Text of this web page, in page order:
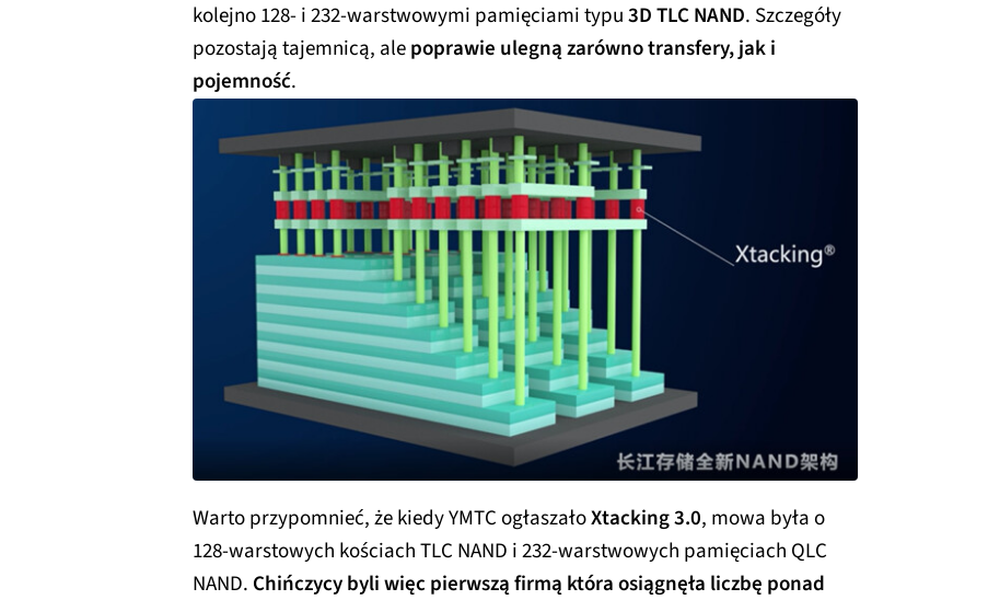
kolejno 128- i 232-warstwowymi pamięciami typu3D TLC NAND. Szczegóły
pozostają tajemnicą, alepoprawie ulegną zarówno transfery, jak i
pojemność.
Warto przypomnieć, że kiedy YMTC ogłaszałoXtacking 3.0, mowa była o
128-warstowych kościach TLC NAND i 232-warstwowych pamięciach QLC
NAND. Chińczycy byli więc pierwszą firmą która osiągnęła liczbę ponad